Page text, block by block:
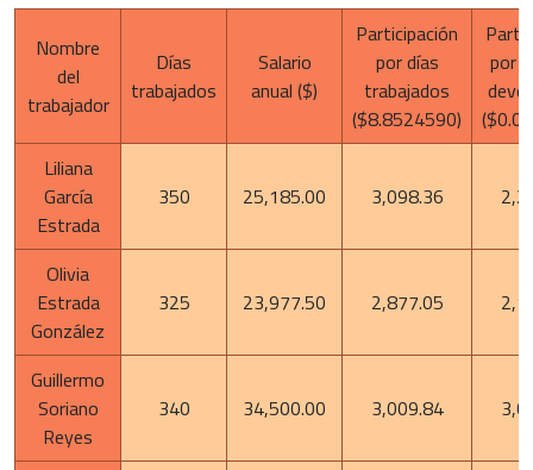
Nombre
del
trabajador
Días
trabajados
Salario
anual ($)
Participación
por días
trabajados
($8.8524590)
por
Liliana
García
Estrada
350 25,185.00 3,098.36
Olivia
Estrada
González
325 23,977.50 2,877.05
Guillermo
Soriano
Reyes
340 34,500.00 3,009.84